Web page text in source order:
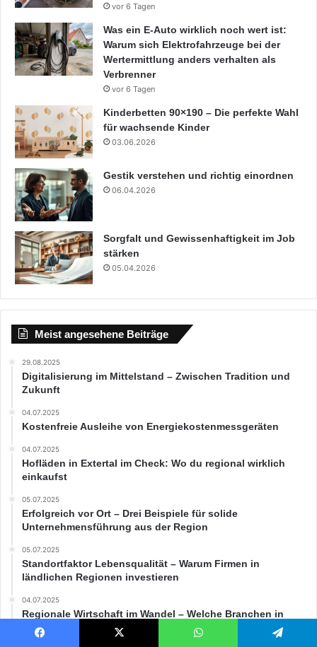
vor 6 Tagen
Was ein E-Auto wirklich noch wert ist:
Warum sich Elektrofahrzeuge bei der
Wertermittlung anders verhalten als
Verbrenner
vor 6 Tagen
Kinderbetten 90×190 – Die perfekte Wahl
für wachsende Kinder
03.06.2026
Gestik verstehen und richtig einordnen
06.04.2026
Sorgfalt und Gewissenhaftigkeit im Job
stärken
05.04.2026
Meist angesehene Beiträge
29.08.2025
Digitalisierung im Mittelstand – Zwischen Tradition und
Zukunft
04.07.2025
Kostenfreie Ausleihe von Energiekostenmessgeräten
04.07.2025
Hofläden in Extertal im Check: Wo du regional wirklich
einkaufst
05.07.2025
Erfolgreich vor Ort – Drei Beispiele für solide
Unternehmensführung aus der Region
05.07.2025
Standortfaktor Lebensqualität – Warum Firmen in
ländlichen Regionen investieren
04.07.2025
Regionale Wirtschaft im Wandel – Welche Branchen in
Nordrhein-Westfalen wachsen